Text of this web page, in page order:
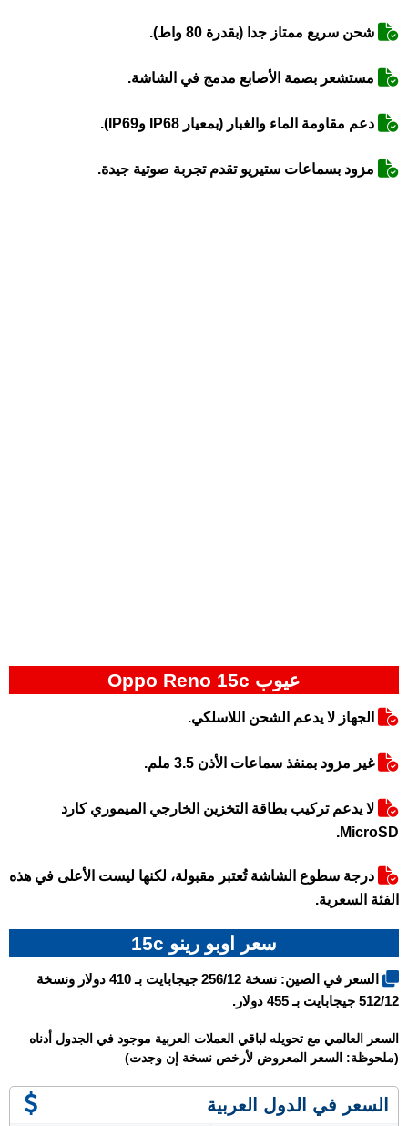
شحن سريع ممتاز جدا (بقدرة 80 واط).
مستشعر بصمة الأصابع مدمج في الشاشة.
دعم مقاومة الماء والغبار (بمعيار IP68 وIP69).
مزود بسماعات ستيريو تقدم تجربة صوتية جيدة.
عيوب Oppo Reno 15c
الجهاز لا يدعم الشحن اللاسلكي.
غير مزود بمنفذ سماعات الأذن 3.5 ملم.
لا يدعم تركيب بطاقة التخزين الخارجي الميموري كارد
MicroSD.
درجة سطوع الشاشة تُعتبر مقبولة، لكنها ليست الأعلى في هذه
الفئة السعرية.
سعر اوبو رينو 15c
السعر في الصين: نسخة 256/12 جيجابايت بـ 410 دولار ونسخة
512/12 جيجابايت بـ 455 دولار.
السعر العالمي مع تحويله لباقي العملات العربية موجود في الجدول أدناه
(ملحوظة: السعر المعروض لأرخص نسخة إن وجدت)
السعر في الدول العربية